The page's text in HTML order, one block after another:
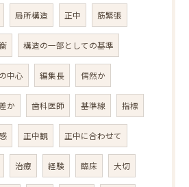
局所構造 正中 筋緊張
構造の一部としての基準
中心 編集長 偶然か
か 歯科医師 基準線 指標
正中観 正中に合わせて
治療 経験 臨床 大切